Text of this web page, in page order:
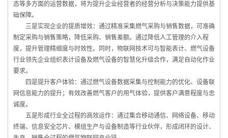
态等多方面的运营数据，将为提升企业经营者的经营分析与决策能力提供基
础保障。
三是实现企业的提质增效：通过精准采集燃气采购与销售数据，可准确
制定采购与销售策略，降低采购、销售差额。通过降低人工管理的介入程
度，提升管理精细度与时效性。同时，物联网技术可与智能表计、燃气设备
行业领先企业组织表计设备及燃气设备的智慧化升级合作，满足自动化作业
要求。
四是提升客户体验：通过燃气设备数据采集与控制能力的优化、设备联
网信息能力的提升；有效改善燃气客户的用气体验，提供客户满意程度与忠
诚度。
五是形成行业全过程的高效运作：通过集合移动通信、网络设备、移动
终端、信息安全芯片、模组生产与设备制造等行业伙伴，形成闭环的设计、